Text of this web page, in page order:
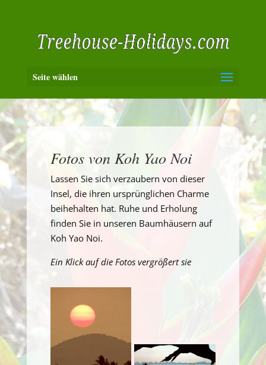
Seite wählen
Fotos von Koh Yao Noi
Lassen Sie sich verzaubern von dieser
Insel, die ihren ursprünglichen Charme
beihehalten hat. Ruhe und Erholung
finden Sie in unseren Baumhäusern auf
Koh Yao Noi.
Ein Klick auf die Fotos vergrößert sie